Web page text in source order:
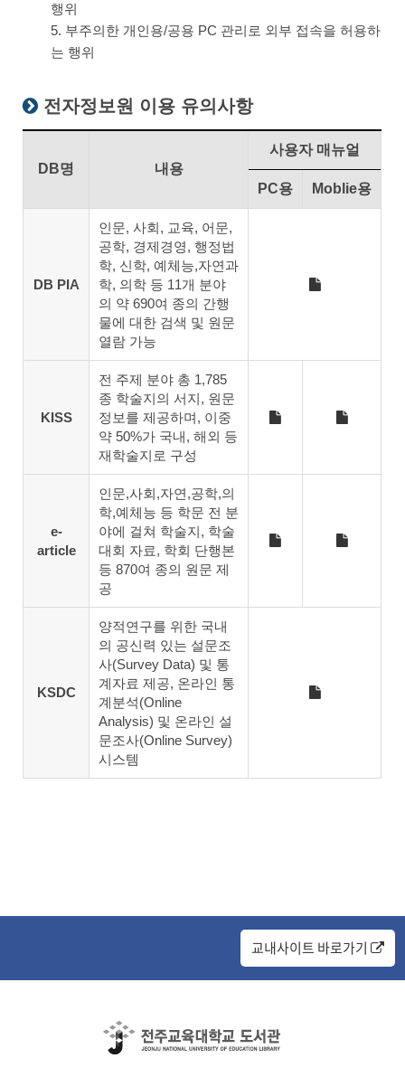
행위
5. 부주의한 개인용/공용 PC 관리로 외부 접속을 허용하
는 행위
전자정보원 이용 유의사항
DB명 내용
사용자 매뉴얼
PC용 Moblie용
DB PIA
인문, 사회, 교육, 어문,
공학, 경제경영, 행정법
학, 신학, 예체능,자연과
학, 의학 등 11개 분야
의 약 690여 종의 간행
물에 대한 검색 및 원문
열람 가능
KISS
전 주제 분야 총 1,785
종 학술지의 서지, 원문
정보를 제공하며, 이중
약 50%가 국내, 해외 등
재학술지로 구성
e-
article
인문,사회,자연,공학,의
학,예체능 등 학문 전 분
야에 걸쳐 학술지, 학술
대회 자료, 학회 단행본
등 870여 종의 원문 제
공
KSDC
양적연구를 위한 국내
의 공신력 있는 설문조
사(Survey Data) 및 통
계자료 제공, 온라인 통
계분석(Online
Analysis) 및 온라인 설
문조사(Online Survey)
시스템
교내사이트 바로가기